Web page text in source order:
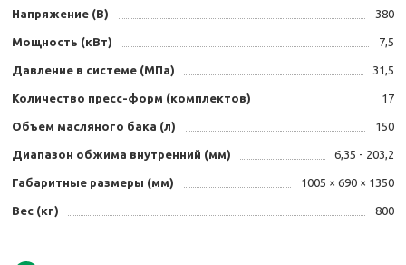
Напряжение (В) 380
Мощность (кВт) 7,5
Давление в системе (МПа) 31,5
Количество пресс-форм (комплектов) 17
Объем масляного бака (л) 150
Диапазон обжима внутренний (мм) 6,35 - 203,2
Габаритные размеры (мм) 1005 × 690 × 1350
Вес (кг) 800